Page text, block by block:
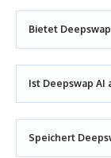
Bietet
Ist Deepswap AI
Speichert